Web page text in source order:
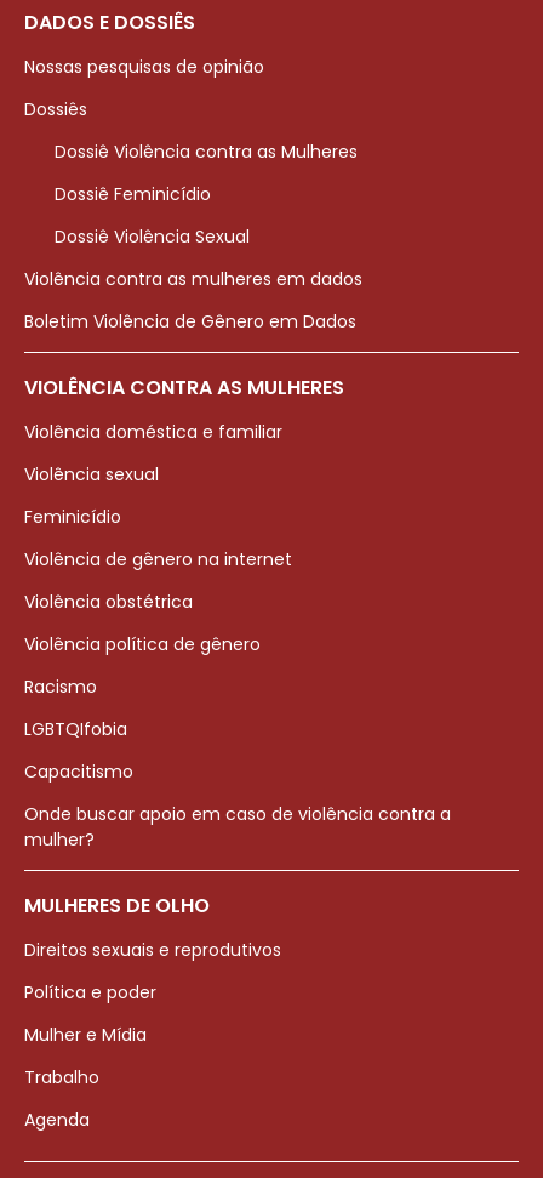
DADOS E DOSSIÊS
Nossas pesquisas de opinião
Dossiês
Dossiê Violência contra as Mulheres
Dossiê Feminicídio
Dossiê Violência Sexual
Violência contra as mulheres em dados
Boletim Violência de Gênero em Dados
VIOLÊNCIA CONTRA AS MULHERES
Violência doméstica e familiar
Violência sexual
Feminicídio
Violência de gênero na internet
Violência obstétrica
Violência política de gênero
Racismo
LGBTQIfobia
Capacitismo
Onde buscar apoio em caso de violência contra a
mulher?
MULHERES DE OLHO
Direitos sexuais e reprodutivos
Política e poder
Mulher e Mídia
Trabalho
Agenda